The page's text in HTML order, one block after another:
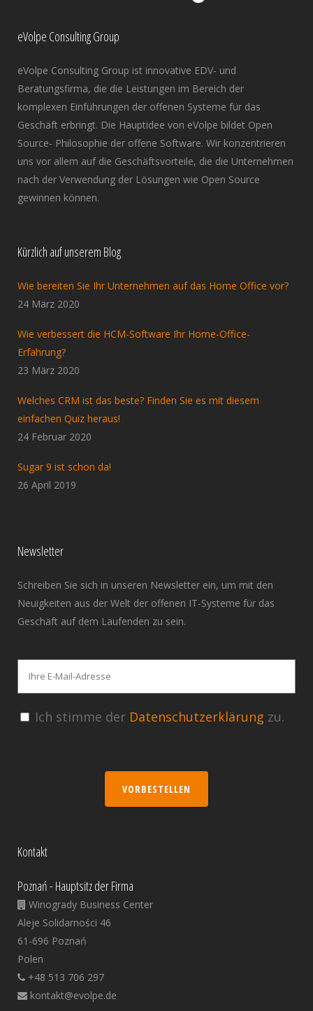
eVolpe Consulting Group
eVolpe Consulting Group ist innovative EDV- und
Beratungsfirma, die die Leistungen im Bereich der
komplexen Einführungen der offenen Systeme für das
Geschäft erbringt. Die Hauptidee von eVolpe bildet Open
Source- Philosophie der offene Software. Wir konzentrieren
uns vor allem auf die Geschäftsvorteile, die die Unternehmen
nach der Verwendung der Lösungen wie Open Source
gewinnen können.
Kürzlich auf unserem Blog
Wie bereiten Sie Ihr Unternehmen auf das Home Office vor?
24 März 2020
Wie verbessert die HCM-Software Ihr Home-Office-
Erfahrung?
23 März 2020
Welches CRM ist das beste? Finden Sie es mit diesem
einfachen Quiz heraus!
24 Februar 2020
Sugar 9 ist schon da!
26 April 2019
Newsletter
Schreiben Sie sich in unseren Newsletter ein, um mit den
Neuigkeiten aus der Welt der offenen IT-Systeme für das
Geschäft auf dem Laufenden zu sein.
Ich stimme der Datenschutzerklärung zu.
VORBESTELLEN
Kontakt
Poznań - Hauptsitz der Firma
Winogrady Business Center
Aleje Solidarności 46
61-696 Poznań
Polen
+48 513 706 297
kontakt@evolpe.de